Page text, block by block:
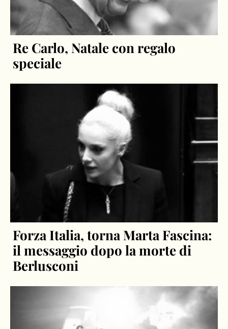
Re Carlo, Natale con regalo
speciale
Forza Italia, torna Marta Fascina:
il messaggio dopo la morte di
Berlusconi